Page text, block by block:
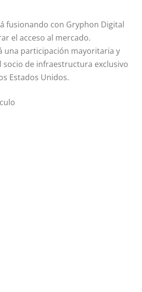
fusionando con Gryphon Digital
el acceso al mercado.
una participación mayoritaria y
socio de infraestructura exclusivo
Estados Unidos.